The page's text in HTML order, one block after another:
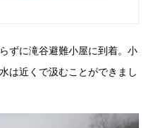
ずに滝谷避難小屋に到着。小
は近くで汲むことができまし